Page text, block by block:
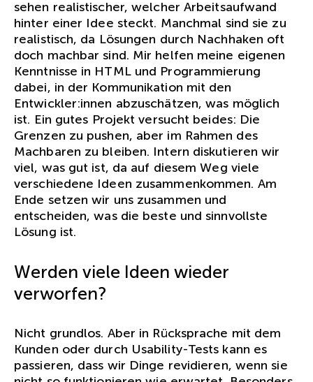
sehen realistischer, welcher Arbeitsaufwand
hinter einer Idee steckt. Manchmal sind sie zu
realistisch, da Lösungen durch Nachhaken oft
doch machbar sind. Mir helfen meine eigenen
Kenntnisse in HTML und Programmierung
dabei, in der Kommunikation mit den
Entwickler:innen abzuschätzen, was möglich
ist. Ein gutes Projekt versucht beides: Die
Grenzen zu pushen, aber im Rahmen des
Machbaren zu bleiben. Intern diskutieren wir
viel, was gut ist, da auf diesem Weg viele
verschiedene Ideen zusammenkommen. Am
Ende setzen wir uns zusammen und
entscheiden, was die beste und sinnvollste
Lösung ist.
Werden viele Ideen wieder
verworfen?
Nicht grundlos. Aber in Rücksprache mit dem
Kunden oder durch Usability-Tests kann es
passieren, dass wir Dinge revidieren, wenn sie